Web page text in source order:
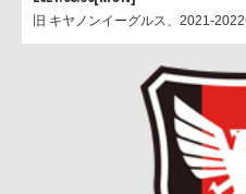
旧 キヤノンイーグルス、2021-